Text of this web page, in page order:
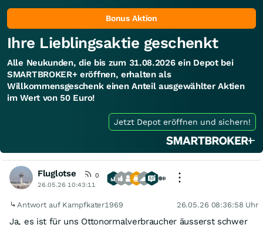
Bonus Aktion
Ihre Lieblingsaktie geschenkt
Alle Neukunden, die bis zum 31.08.2026 ein Depot bei
SMARTBROKER+ eröffnen, erhalten als
Willkommensgeschenk einen Anteil ausgewählter Aktien
im Wert von 50 Euro!
Jetzt Depot eröffnen und sichern!
Fluglotse
0
26.05.26 10:43:11
Antwort auf Kampfkater1969 26.05.26 08:36:58 Uhr
Ja, es ist für uns Ottonormalverbraucher äusserst schwer